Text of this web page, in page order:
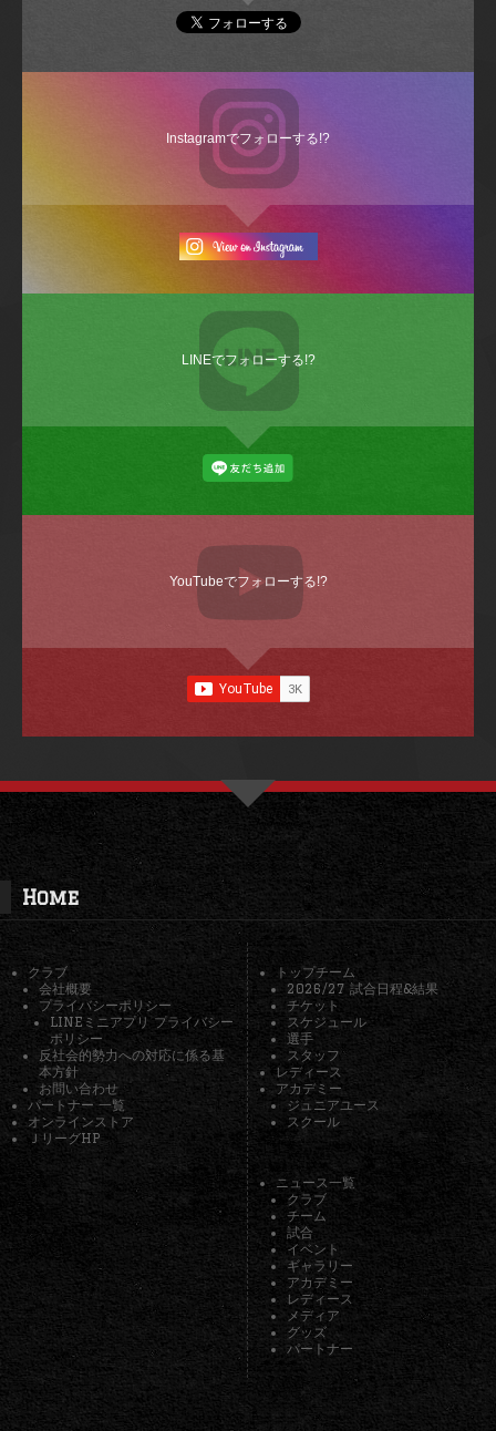
Instagramでフォローする!?
LINEでフォローする!?
YouTubeでフォローする!?
Home
クラブ
会社概要
プライバシーポリシー
LINEミニアプリ プライバシー
ポリシー
反社会的勢力への対応に係る基
本方針
お問い合わせ
パートナー 一覧
オンラインストア
ＪリーグHP
トップチーム
2026/27 試合日程&結果
チケット
スケジュール
選手
スタッフ
レディース
アカデミー
ジュニアユース
スクール
ニュース一覧
クラブ
チーム
試合
イベント
ギャラリー
アカデミー
レディース
メディア
グッズ
パートナー